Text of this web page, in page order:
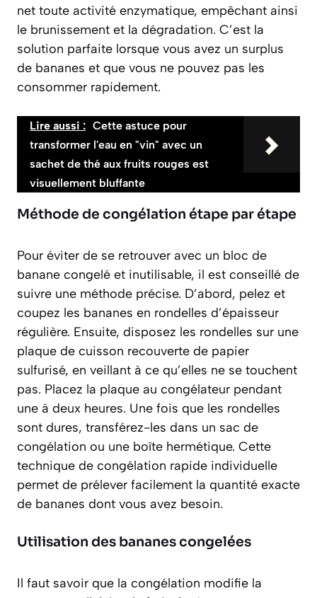
net toute activité enzymatique, empêchant ainsi
le brunissement et la dégradation. C’est la
solution parfaite lorsque vous avez un surplus
de bananes et que vous ne pouvez pas les
consommer rapidement.
Lire aussi : Cette astuce pour
transformer l'eau en "vin" avec un
sachet de thé aux fruits rouges est
visuellement bluffante
Méthode de congélation étape par étape
Pour éviter de se retrouver avec un bloc de
banane congelé et inutilisable, il est conseillé de
suivre une méthode précise. D’abord, pelez et
coupez les bananes en rondelles d’épaisseur
régulière. Ensuite, disposez les rondelles sur une
plaque de cuisson recouverte de papier
sulfurisé, en veillant à ce qu’elles ne se touchent
pas. Placez la plaque au congélateur pendant
une à deux heures. Une fois que les rondelles
sont dures, transférez-les dans un sac de
congélation ou une boîte hermétique. Cette
technique de congélation rapide individuelle
permet de prélever facilement la quantité exacte
de bananes dont vous avez besoin.
Utilisation des bananes congelées
Il faut savoir que la congélation modifie la